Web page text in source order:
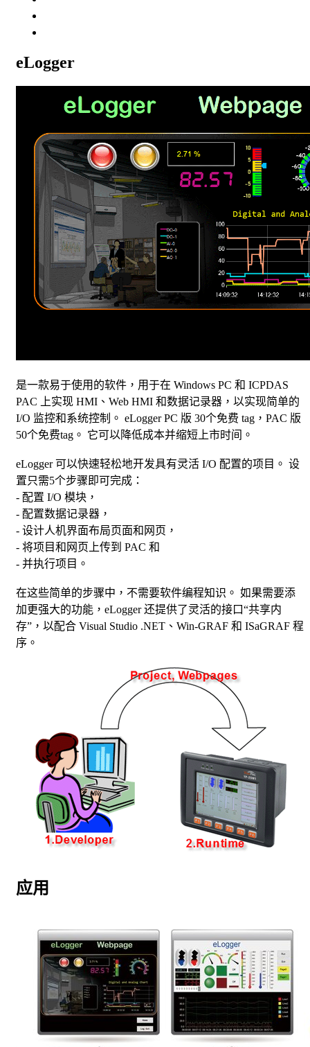
eLogger
是一款易于使用的软件，用于在 Windows PC 和 ICPDAS
PAC 上实现 HMI、Web HMI 和数据记录器，以实现简单的
I/O 监控和系统控制。 eLogger PC 版 30个免费 tag，PAC 版
50个免费tag。 它可以降低成本并缩短上市时间。
eLogger 可以快速轻松地开发具有灵活 I/O 配置的项目。 设
置只需5个步骤即可完成：
- 配置 I/O 模块，
- 配置数据记录器，
- 设计人机界面布局页面和网页，
- 将项目和网页上传到 PAC 和
- 并执行项目。
在这些简单的步骤中，不需要软件编程知识。 如果需要添
加更强大的功能，eLogger 还提供了灵活的接口“共享内
存”，以配合 Visual Studio .NET、Win-GRAF 和 ISaGRAF 程
序。
应用